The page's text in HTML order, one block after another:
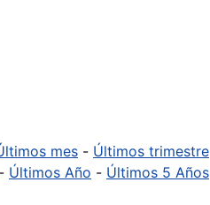
mes - Últimos trimestre
- Últimos Año - Últimos 5 Años